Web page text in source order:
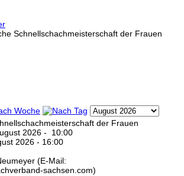
Schnellschachmeisterschaft der Frauen
der Frauen
2026 - 10:00
2026 - 16:00
(E-Mail:
sachsen.com)